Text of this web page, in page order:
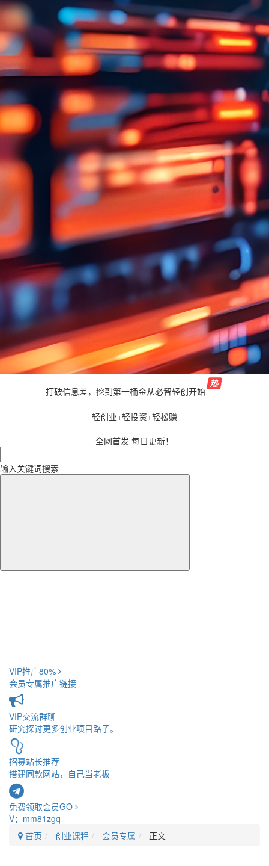
打破信息差，挖到第一桶金从必智轻创开始
轻创业+轻投资+轻松赚
全网首发 每日更新！
输入关键词搜索
VIP推广80%
会员专属推广链接
VIP交流群聊
研究探讨更多创业项目路子。
招募站长推荐
搭建同款网站，自己当老板
免费领取会员GO
V：mm81zgq
首页
创业课程 会员专属 正文